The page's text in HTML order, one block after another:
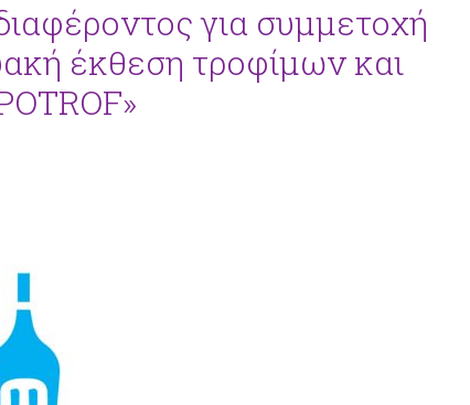
για συμμετοχή
έκθεση τροφίμων και